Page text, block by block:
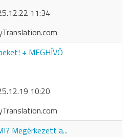
11:34
+ MEGHÍVÓ
10:20
Megérkezett a...